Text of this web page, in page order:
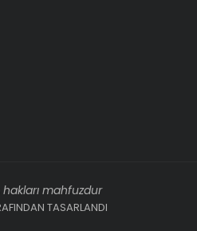
mahfuzdur
TASARLANDI